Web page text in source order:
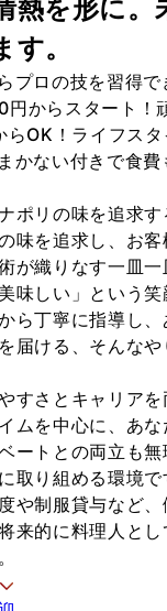
熱を形に。
す。
プロの技を習得で
からスタート！
OK！ライフスタ
かない付きで食費
ポリの味を追求す
味を追求し、お
が織りなす一皿
味しい」という
ら丁寧に指導し
届ける、そんなや
すさとキャリアを
ムを中心に、あ
ートとの両立も
取り組める環境で
や制服貸与など
来的に料理人と